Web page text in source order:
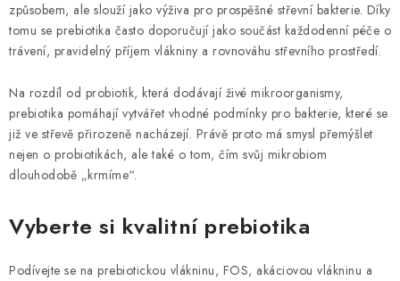
ARGOMENTI
DÁRKY PRO ZDRAVÍ
PORADNA
MARCHE
Jak nakupovat
Obchodní podmínky
způsobem, ale slouží jako výživa pro prospěšné střevní bakterie. Díky
tomu se prebiotika často doporučují jako součást každodenní péče o
trávení, pravidelný příjem vlákniny a rovnováhu střevního prostředí.
Na rozdíl od probiotik, která dodávají živé mikroorganismy,
prebiotika pomáhají vytvářet vhodné podmínky pro bakterie, které se
již ve střevě přirozeně nacházejí. Právě proto má smysl přemýšlet
nejen o probiotikách, ale také o tom, čím svůj mikrobiom
dlouhodobě „krmíme“.
Vyberte si kvalitní prebiotika
Podívejte se na prebiotickou vlákninu, FOS, akáciovou vlákninu a